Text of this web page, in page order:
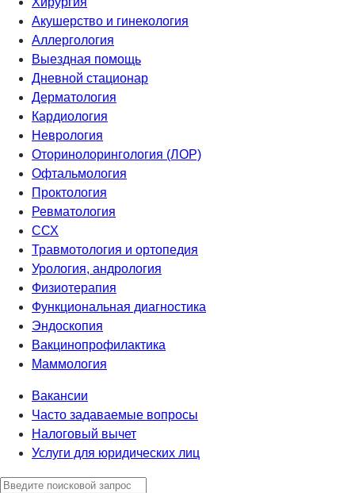
Акушерство и гинекология
Аллергология
Выездная помощь
Дневной стационар
Дерматология
Кардиология
Неврология
Оторинолорингология (ЛОР)
Офтальмология
Проктология
Ревматология
ССХ
Травмотология и ортопедия
Урология, андрология
Физиотерапия
Функциональная диагностика
Эндоскопия
Вакцинопрофилактика
Маммология
Вакансии
Часто задаваемые вопросы
Налоговый вычет
Услуги для юридических лиц